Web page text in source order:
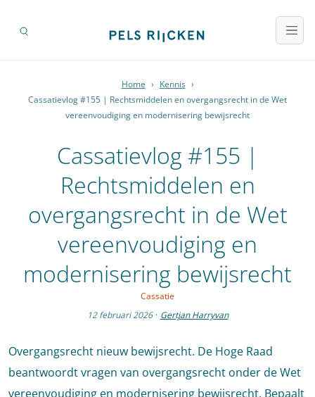
Home › Kennis ›
Cassatievlog #155 | Rechtsmiddelen en overgangsrecht in de Wet
vereenvoudiging en modernisering bewijsrecht
Cassatievlog #155 |
Rechtsmiddelen en
overgangsrecht in de Wet
vereenvoudiging en
modernisering bewijsrecht
Cassatie
12 februari 2026 · Gertjan Harryvan
Overgangsrecht nieuw bewijsrecht. De Hoge Raad
beantwoordt vragen van overgangsrecht onder de Wet
vereenvoudiging en modernisering bewijsrecht. Bepaalt